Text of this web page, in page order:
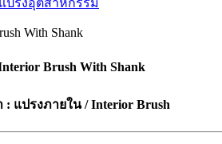
Brush With Shank
: แปรงภายใน / Interior Brush